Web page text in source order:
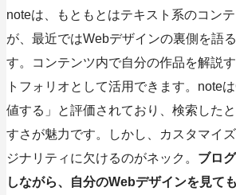
noteは、もともとはテキスト系のコン
が、最近ではWebデザインの裏側を語
す。コンテンツ内で自分の作品を解説
トフォリオとして活用できます。note
値する」と評価されており、検索した
すさが魅力です。しかし、カスタマイ
ジナリティに欠けるのがネック。 ブロ
しながら、自分のWebデザインを見て